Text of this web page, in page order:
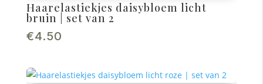
Haarelastiekjes daisybloem licht
bruin | set van 2
€4.50